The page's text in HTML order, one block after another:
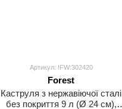
Артикул: !FW:302420
Forest
Каструля з нержавіючої сталі
без покриття 9 л (Ø 24 см),